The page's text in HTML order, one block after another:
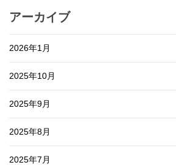
アーカイブ
2026年1月
2025年10月
2025年9月
2025年8月
2025年7月